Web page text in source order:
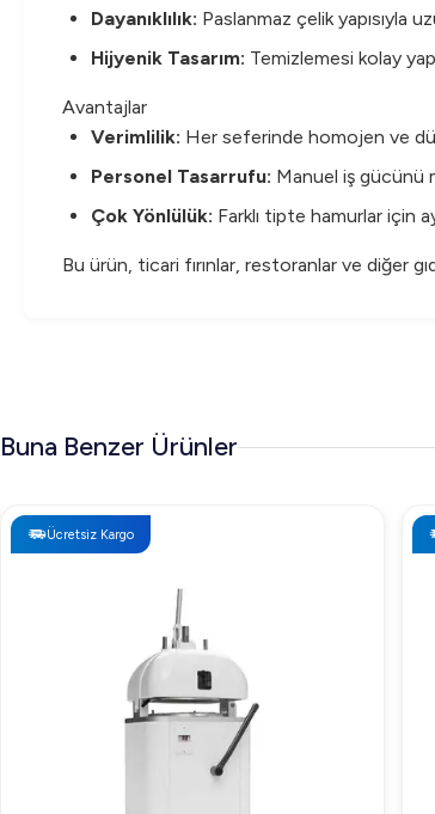
Dayanıklılık: Paslanmaz çelik yapısıyla
Hijyenik Tasarım: Temizlemesi kolay
Avantajlar
Verimlilik: Her seferinde homojen ve
Personel Tasarrufu: Manuel iş gücünü
Çok Yönlülük: Farklı tipte hamurlar için
Bu ürün, ticari fırınlar, restoranlar ve diğer
Buna Benzer Ürünler
Ücretsiz Kargo